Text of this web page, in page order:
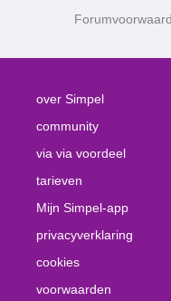
over Simpel
community
via via voordeel
tarieven
Mijn Simpel-app
privacyverklaring
cookies
voorwaarden